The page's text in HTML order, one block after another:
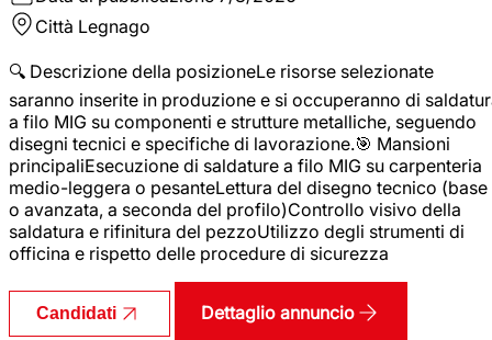
Città Legnago
🔍 Descrizione della posizioneLe risorse selezionate
saranno inserite in produzione e si occuperanno di
a filo MIG su componenti e strutture metalliche, seguendo
disegni tecnici e specifiche di lavorazione.🎯 Mansioni
principaliEsecuzione di saldature a filo MIG su carpenteria
medio-leggera o pesanteLettura del disegno tecnico (base
o avanzata, a seconda del profilo)Controllo visivo della
saldatura e rifinitura del pezzoUtilizzo degli strumenti di
officina e rispetto delle procedure di sicurezza
Candidati Dettaglio annuncio